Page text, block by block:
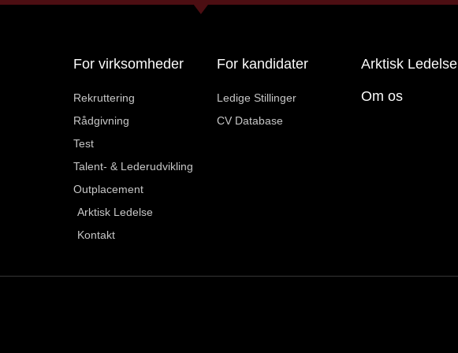
For virksomheder
Rekruttering
Rådgivning
Test
Talent- & Lederudvikling
Outplacement
Arktisk Ledelse
Kontakt
For kandidater
Ledige Stillinger
CV Database
Arktisk Ledelse
Om os